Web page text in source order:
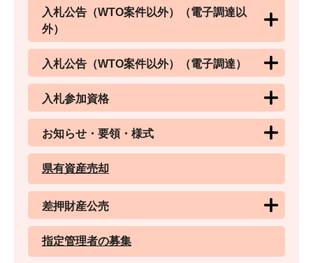
入札公告（WTO案件以外）（電子調達以
外）
入札公告（WTO案件以外）（電子調達）
入札参加資格
お知らせ・要領・様式
県有資産売却
差押財産公売
指定管理者の募集